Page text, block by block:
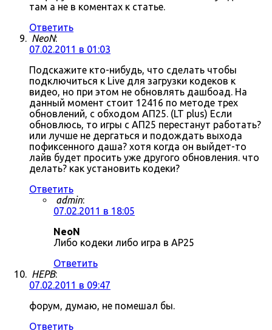
там а не в коментах к статье.
Ответить
NeoN:
07.02.2011 в 01:03
Подскажите кто-нибудь, что сделать чтобы
подключиться к Live для загрузки кодеков к
видео, но при этом не обновлять дашбоад. На
данный момент стоит 12416 по методе трех
обновлений, с обходом АП25. (LT plus) Если
обновлюсь, то игры с АП25 перестанут работать?
или лучше не дергаться и подождать выхода
пофиксенного даша? хотя когда он выйдет-то
лайв будет просить уже другого обновления. что
делать? как установить кодеки?
Ответить
admin:
07.02.2011 в 18:05
NeoN
Либо кодеки либо игра в AP25
Ответить
HEPB:
07.02.2011 в 09:47
форум, думаю, не помешал бы.
Ответить